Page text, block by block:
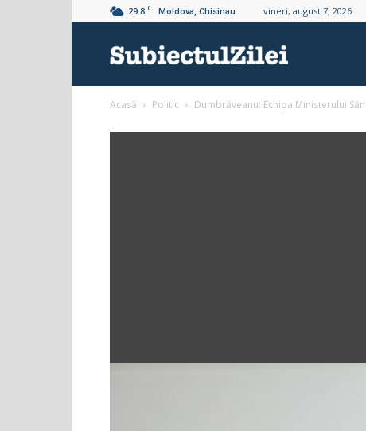
29.8 C Moldova, Chisinau vineri, august 7, 2026
Acasă Politic Dumbrăveanu: Echipa Ministerului